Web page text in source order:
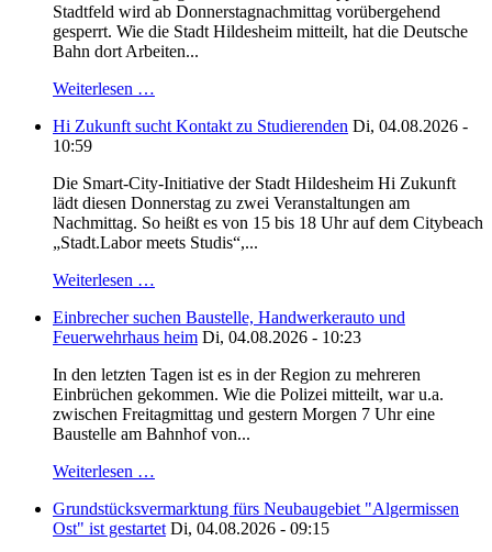
Stadtfeld wird ab Donnerstagnachmittag vorübergehend
gesperrt. Wie die Stadt Hildesheim mitteilt, hat die Deutsche
Bahn dort Arbeiten...
Weiterlesen …
Hi Zukunft sucht Kontakt zu Studierenden Di, 04.08.2026 -
10:59
Die Smart-City-Initiative der Stadt Hildesheim Hi Zukunft
lädt diesen Donnerstag zu zwei Veranstaltungen am
Nachmittag. So heißt es von 15 bis 18 Uhr auf dem Citybeach
„Stadt.Labor meets Studis“,...
Weiterlesen …
Einbrecher suchen Baustelle, Handwerkerauto und
Feuerwehrhaus heim Di, 04.08.2026 - 10:23
In den letzten Tagen ist es in der Region zu mehreren
Einbrüchen gekommen. Wie die Polizei mitteilt, war u.a.
zwischen Freitagmittag und gestern Morgen 7 Uhr eine
Baustelle am Bahnhof von...
Weiterlesen …
Grundstücksvermarktung fürs Neubaugebiet "Algermissen
Ost" ist gestartet Di, 04.08.2026 - 09:15